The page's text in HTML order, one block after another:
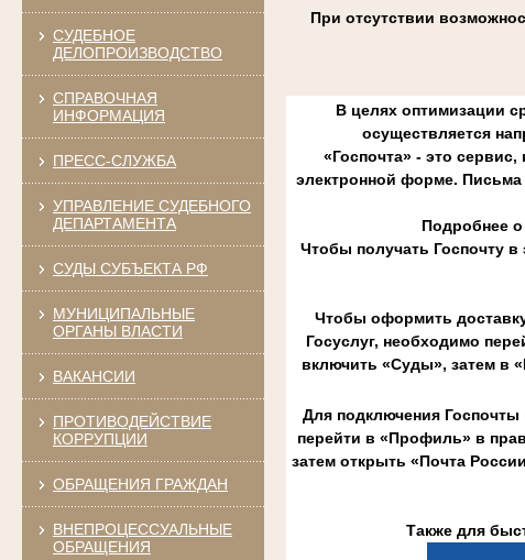
СУДЕБНОЕ
ДЕЛОПРОИЗВОДСТВО
СПРАВОЧНАЯ
ИНФОРМАЦИЯ
ПРЕСС-СЛУЖБА
УПРАВЛЕНИЕ СУДЕБНОГО
ДЕПАРТАМЕНТА
СУДЫ СУБЪЕКТА РФ
МУНИЦИПАЛЬНЫЕ
ОРГАНЫ ВЛАСТИ
ВАКАНСИИ
ПРОТИВОДЕЙСТВИЕ
КОРРУПЦИИ
ОБРАЩЕНИЯ ГРАЖДАН
ВНЕПРОЦЕССУАЛЬНЫЕ
ОБРАЩЕНИЯ
При отсутствии
В целях оптимизации
осуществляется
«Госпочта» - это
электронной форме. Письма
Подробнее о
Чтобы получать Госпочту
Чтобы оформить
Госуслуг, необходимо
включить «Суды», затем в
Для подключения
перейти в «Профиль» в
затем открыть «Почта
Также для